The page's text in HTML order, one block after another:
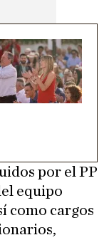
por el PP
equipo
como cargos